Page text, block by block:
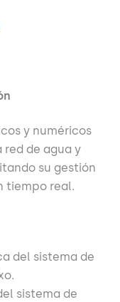
y numéricos
de agua y
su gestión
tiempo real.
del sistema de
sistema de